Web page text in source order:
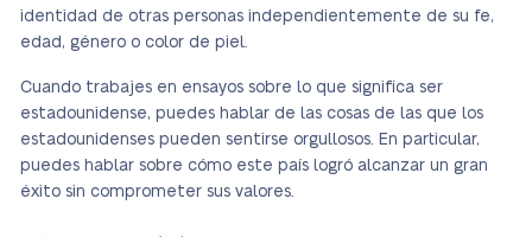
identidad de otras personas independientemente de su fe,
edad, género o color de piel.
Cuando trabajes en ensayos sobre lo que significa ser
estadounidense, puedes hablar de las cosas de las que los
estadounidenses pueden sentirse orgullosos. En particular,
puedes hablar sobre cómo este país logró alcanzar un gran
éxito sin comprometer sus valores.